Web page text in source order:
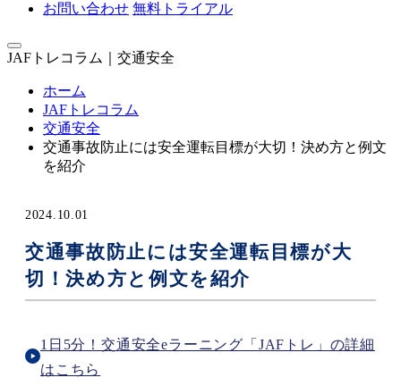
お問い合わせ 無料トライアル
JAFトレコラム｜交通安全
ホーム
JAFトレコラム
交通安全
交通事故防止には安全運転目標が大切！決め方と例文
を紹介
2024.10.01
交通事故防止には安全運転目標が大
切！決め方と例文を紹介
1日5分！交通安全eラーニング「JAFトレ」の詳細
はこちら